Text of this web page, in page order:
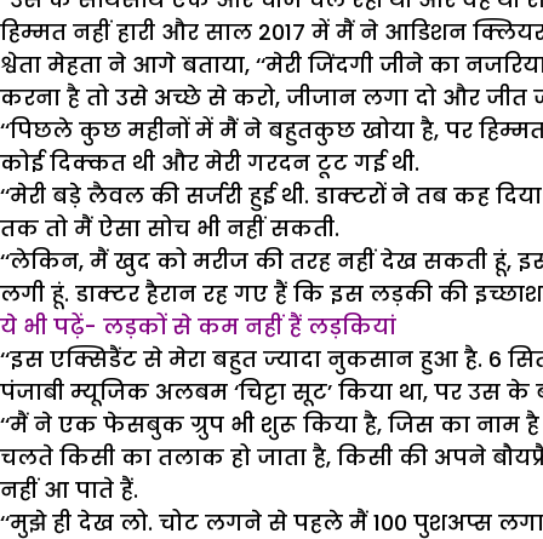
हिम्मत नहीं हारी और साल 2017 में मैं ने आडिशन क्लियर
श्वेता मेहता ने आगे बताया, ‘‘मेरी जिंदगी जीने का
करना है तो उसे अच्छे से करो, जीजान लगा दो और जीत
‘‘पिछले कुछ महीनों में मैं ने बहुतकुछ खोया है, पर
कोई दिक्कत थी और मेरी गरदन टूट गई थी.
‘‘मेरी बड़े लैवल की सर्जरी हुई थी. डाक्टरों ने तब कह
तक तो मैं ऐसा सोच भी नहीं सकती.
‘‘लेकिन, मैं खुद को मरीज की तरह नहीं देख सकती हूं,
लगी हूं. डाक्टर हैरान रह गए हैं कि इस लड़की की
ये भी पढ़ें- लड़कों से कम नहीं हैं लड़कियां
‘‘इस एक्सिडैंट से मेरा बहुत ज्यादा नुकसान हुआ है. 6
पंजाबी म्यूजिक अलबम ‘चिट्टा सूट’ किया था, पर उस
‘‘मैं ने एक फेसबुक ग्रुप भी शुरू किया है, जिस का नाम
चलते किसी का तलाक हो जाता है, किसी की अपने
नहीं आ पाते हैं.
‘‘मुझे ही देख लो. चोट लगने से पहले मैं 100 पुशअप्स